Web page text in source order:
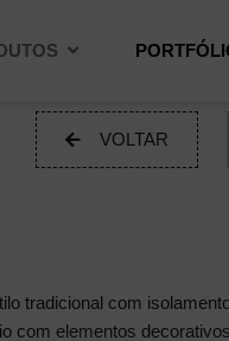
VOLTAR
tradicional com
com elementos